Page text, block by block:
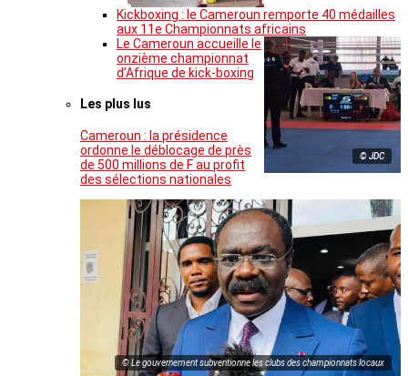
Kickboxing : le Cameroun remporte 40 médailles
aux 11e Championnats africains
© JDC
Le Cameroun accueille le
onzième championnat
d’Afrique de kick-boxing
Les plus lus
Cameroun : la présidence
ordonne le déblocage de près
de 500 millions de F au profit
des sélections nationales
© Le gouvernement subventionne les clubs des championnats locaux